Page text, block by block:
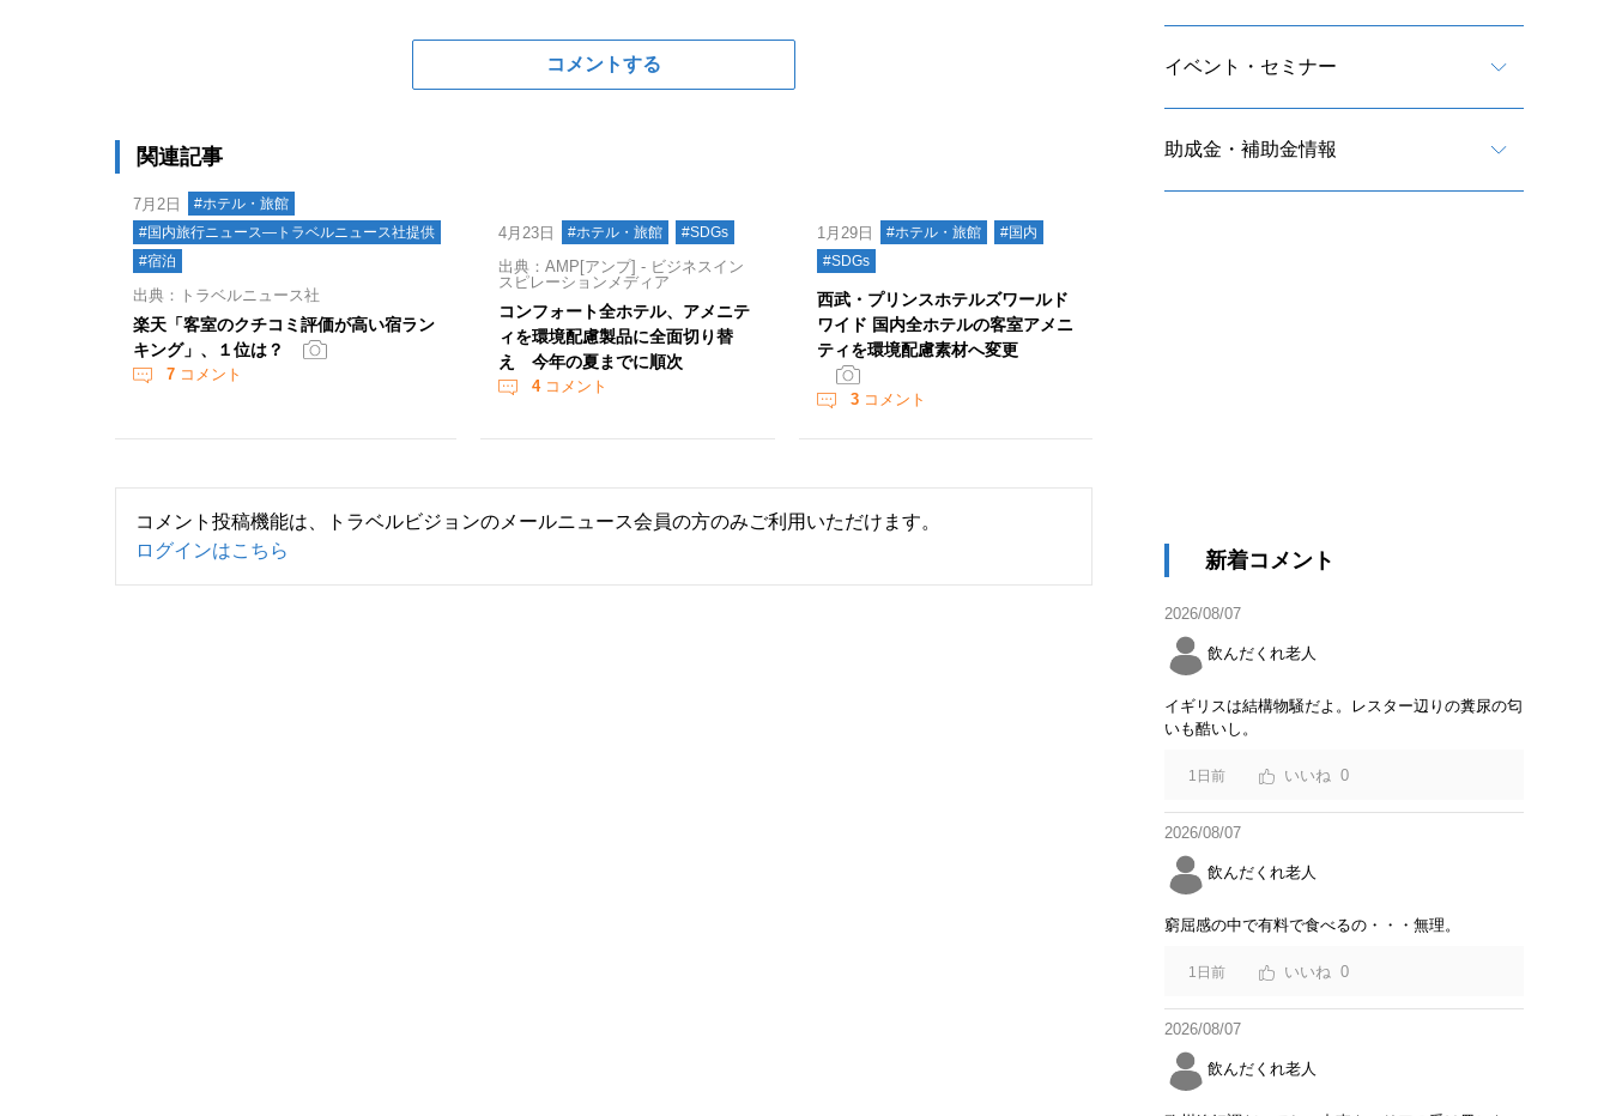
コメントする
関連記事
7月2日
#ホテル・旅館
#国内旅行ニュース―トラベルニュース社提供
#宿泊
出典：トラベルニュース社
楽天「客室のクチコミ評価が高い宿ラン
キング」、１位は？
7 コメント
4月23日 #ホテル・旅館 #SDGs
出典：AMP[アンプ] - ビジネスイン
スピレーションメディア
コンフォート全ホテル、アメニテ
ィを環境配慮製品に全面切り替
え 今年の夏までに順次
4コメント
1月29日 #ホテル・旅館
#国内
#SDGs
西武・プリンスホテルズワールド
ワイド 国内全ホテルの客室アメニ
ティを環境配慮素材へ変更
3コメント
コメント投稿機能は、トラベルビジョンのメールニュース会員の方のみご利用いただけます。
ログインはこちら
イベント・セミナー
助成金・補助金情報
新着コメント
2026/08/07
飲んだくれ老人
イギリスは結構物騒だよ。レスター辺りの糞尿の匂
いも酷いし。
1日前 0
2026/08/07
飲んだくれ老人
窮屈感の中で有料で食べるの・・・無理。
1日前 0
2026/08/07
飲んだくれ老人